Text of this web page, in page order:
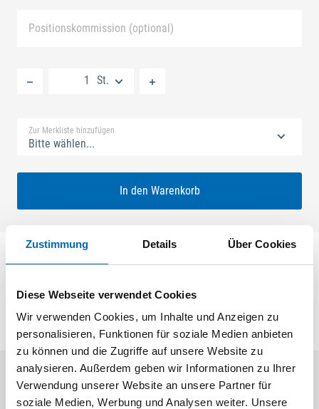
Zustimmung Details Über Cookies
Diese Webseite verwendet Cookies
Wir verwenden Cookies, um Inhalte und Anzeigen zu
personalisieren, Funktionen für soziale Medien anbieten
zu können und die Zugriffe auf unsere Website zu
analysieren. Außerdem geben wir Informationen zu Ihrer
Verwendung unserer Website an unsere Partner für
soziale Medien, Werbung und Analysen weiter. Unsere
Positionskommission (optional)
St.
Zur Merkliste hinzufügen
Bitte wählen...
In den Warenkorb
Aktuelle Angebote